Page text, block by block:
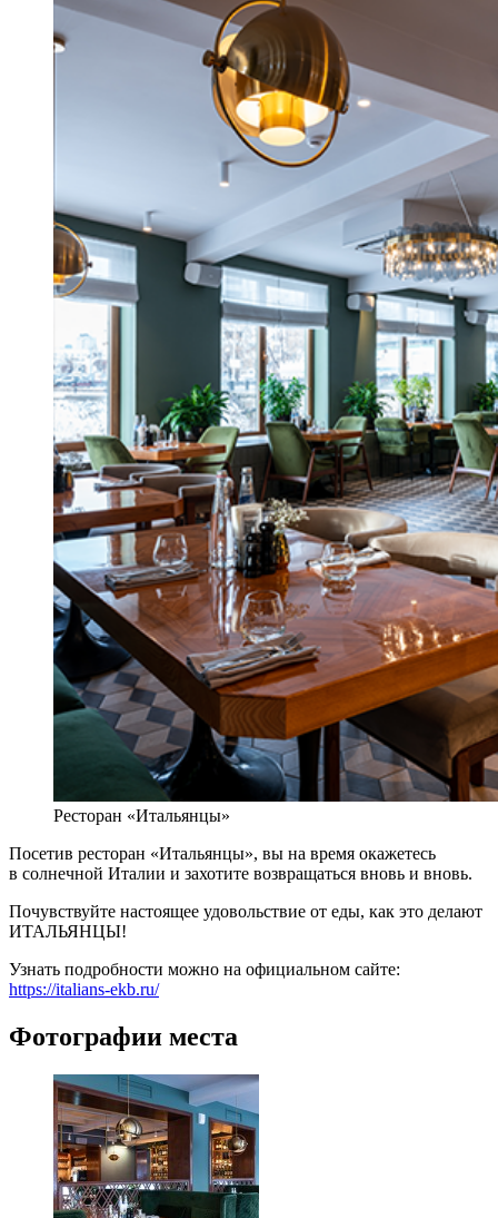
Ресторан «Итальянцы»
Посетив ресторан «Итальянцы», вы на время окажетесь
в солнечной Италии и захотите возвращаться вновь и вновь.
Почувствуйте настоящее удовольствие от еды, как это делают
ИТАЛЬЯНЦЫ!
Узнать подробности можно на официальном сайте:
https://italians-ekb.ru/
Фотографии места